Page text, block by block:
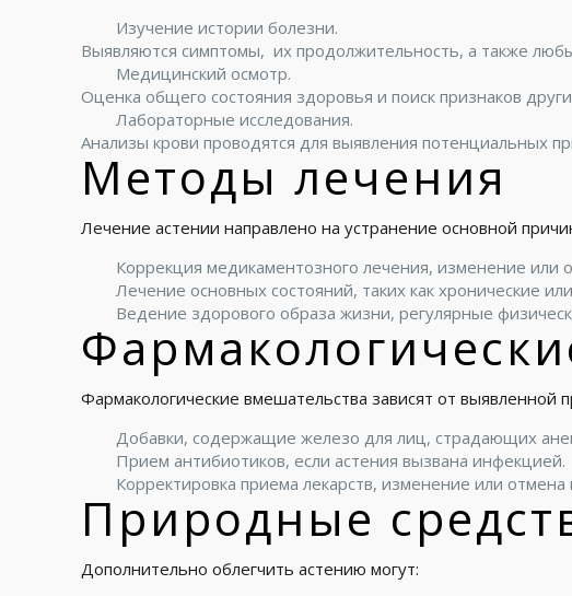
Изучение истории болезни.
Выявляются симптомы, их продолжительность, а также
Медицинский осмотр.
Оценка общего состояния здоровья и поиск признаков
Лабораторные исследования.
Анализы крови проводятся для выявления потенциальных
Методы лечения
Лечение астении направлено на устранение основной
Коррекция медикаментозного лечения, изменение
Лечение основных состояний, таких как хронические
Ведение здорового образа жизни, регулярные
Фармакологические вмешательства зависят от выявленной
Добавки, содержащие железо для лиц, страдающих
Прием антибиотиков, если астения вызвана инфекцией.
Корректировка приема лекарств, изменение или
Природные
Дополнительно облегчить астению могут: